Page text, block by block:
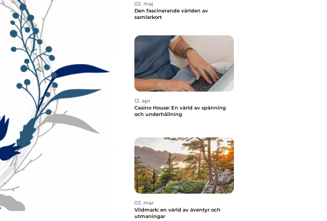
02. maj
Den fascinerande världen av
samlarkort
12. apr
Casino House: En värld av spänning
och underhållning
03. mar
Vildmark: en värld av äventyr och
utmaningar